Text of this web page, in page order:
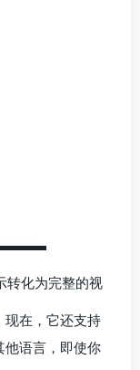
转化为完整的视
现在，它还支持
他语言，即使你